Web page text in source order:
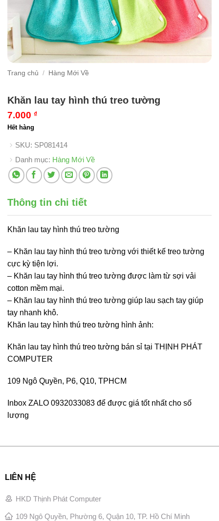
Trang chủ / Hàng Mới Về
Khăn lau tay hình thú treo tường
7.000 ₫
Hết hàng
SKU: SP081414
Danh mục: Hàng Mới Về
Thông tin chi tiết
Khăn lau tay hình thú treo tường
– Khăn lau tay hình thú treo tường với thiết kế treo tường
cực kỳ tiện lợi.
– Khăn lau tay hình thú treo tường được làm từ sợi vải
cotton mềm mại.
– Khăn lau tay hình thú treo tường giúp lau sạch tay giúp
tay nhanh khô.
Khăn lau tay hình thú treo tường hình ảnh:
Khăn lau tay hình thú treo tường bán sỉ tại THỊNH PHÁT
COMPUTER
109 Ngô Quyền, P6, Q10, TPHCM
Inbox ZALO 0932033083 để được giá tốt nhất cho số
lượng
LIÊN HỆ
HKD Thịnh Phát Computer
109 Ngô Quyền, Phường 6, Quận 10, TP. Hồ Chí Minh